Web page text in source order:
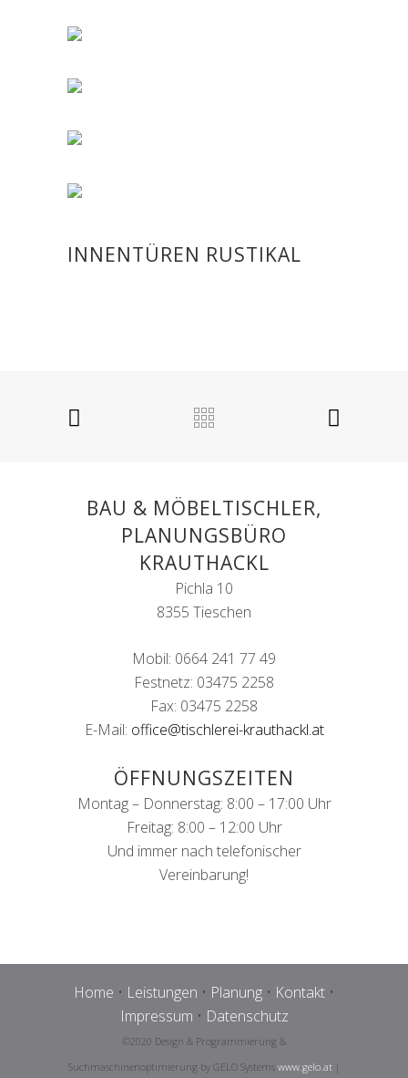
INNENTÜREN RUSTIKAL
BAU & MÖBELTISCHLER,
PLANUNGSBÜRO
KRAUTHACKL
Pichla 10
8355 Tieschen
Mobil: 0664 241 77 49
Festnetz: 03475 2258
Fax: 03475 2258
E-Mail: office@tischlerei-krauthackl.at
ÖFFNUNGSZEITEN
Montag – Donnerstag: 8:00 – 17:00 Uhr
Freitag: 8:00 – 12:00 Uhr
Und immer nach telefonischer
Vereinbarung!
Home • Leistungen • Planung • Kontakt •
Impressum • Datenschutz
©2020 Design & Programmierung &
Suchmaschinenoptimierung by GELO Systems www.gelo.at|